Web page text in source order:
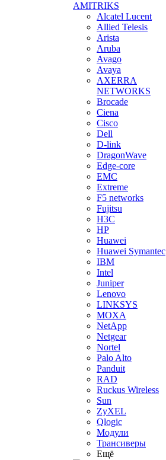
AMITRIKS
Alcatel Lucent
Allied Telesis
Arista
Aruba
Avago
Avaya
AXERRA
NETWORKS
Brocade
Ciena
Cisco
Dell
D-link
DragonWave
Edge-core
EMC
Extreme
F5 networks
Fujitsu
H3С
HP
Huawei
Huawei Symantec
IBM
Intel
Juniper
Lenovo
LINKSYS
MOXA
NetApp
Netgear
Nortel
Palo Alto
Panduit
RAD
Ruckus Wireless
Sun
ZyXEL
Qlogic
Модули
Трансиверы
Ещё